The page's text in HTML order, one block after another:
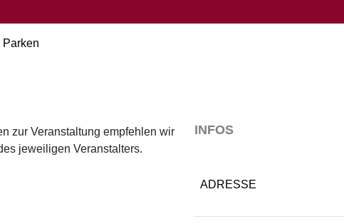
zur Veranstaltung empfehlen wir
jeweiligen Veranstalters.
INFOS
ADRESSE